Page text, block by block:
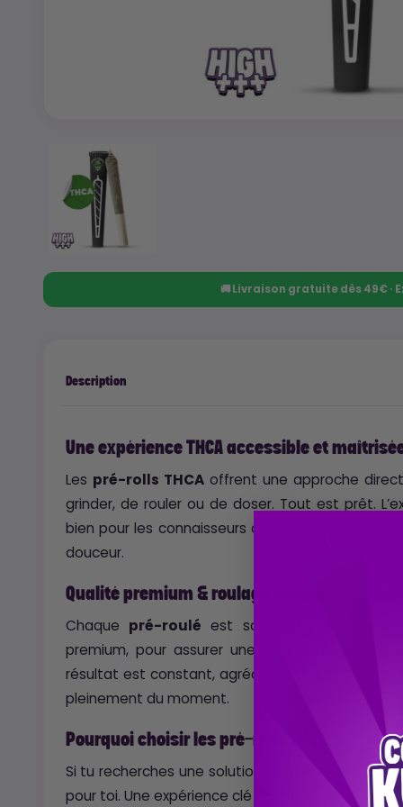
🚚 Livraison gratuite dès 49€ ·
Description
Une expérience THCA accessible et
Les pré-rolls THCAoffrent une approche
grinder, de rouler ou de doser. Tout est prêt.
bien pour les connaisseurs que pour celles et
douceur.
Qualité premium & roulage soigné
Chaque pré-roulé est soigneusement
premium, pour assurer une brûlure régulière
résultat est constant, agréable, sans surprise.
pleinement du moment.
Pourquoi choisir les pré-rolls THCA ?
Si tu recherches une solution simple, efficace et
pour toi. Une expérience clé en main,